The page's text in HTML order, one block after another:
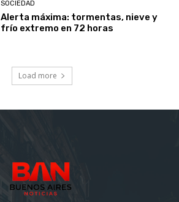
SOCIEDAD
Alerta máxima: tormentas, nieve y
frío extremo en 72 horas
Load more